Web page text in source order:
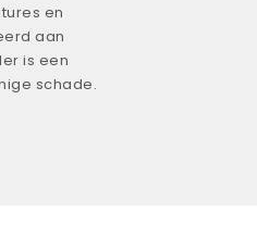
en
aan
is een
schade.